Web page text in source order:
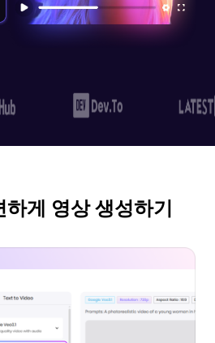
게 영상 생성하기